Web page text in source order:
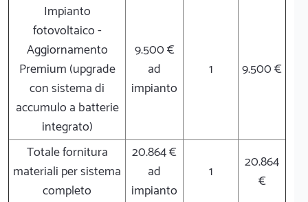
Impianto
fotovoltaico -
Aggiornamento
Premium (upgrade
con sistema di
accumulo a batterie
integrato)
9.500 €
ad
impianto
1 9.500 €
Totale fornitura
materiali per sistema
completo
20.864 €
ad
impianto
1
20.864
€